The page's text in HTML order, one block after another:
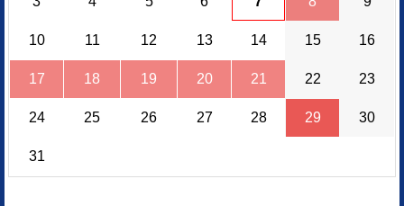
10 11 12 13 14 15 16
17 18 19 20 21 22 23
24 25 26 27 28 29 30
31